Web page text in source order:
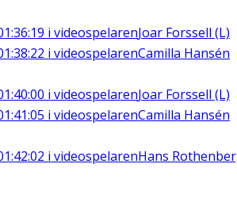
i videospelarenJoar Forssell (L)
i videospelarenCamilla Hansén
i videospelarenJoar Forssell (L)
i videospelarenCamilla Hansén
i videospelarenHans